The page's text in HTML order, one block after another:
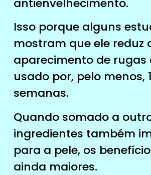
antienvelhecimento.
Isso porque alguns
mostram que ele reduz
aparecimento de rugas
usado por, pelo menos,
semanas.
Quando somado a
ingredientes também
para a pele, os
ainda maiores.